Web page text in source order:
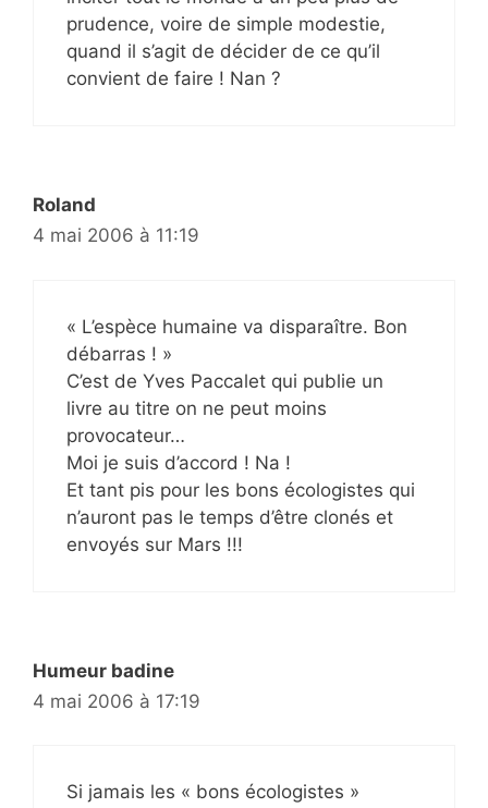
prudence, voire de simple modestie,
quand il s’agit de décider de ce qu’il
convient de faire ! Nan ?
Roland
4 mai 2006 à 11:19
« L’espèce humaine va disparaître. Bon
débarras ! »
C’est de Yves Paccalet qui publie un
livre au titre on ne peut moins
provocateur…
Moi je suis d’accord ! Na !
Et tant pis pour les bons écologistes qui
n’auront pas le temps d’être clonés et
envoyés sur Mars !!!
Humeur badine
4 mai 2006 à 17:19
Si jamais les « bons écologistes »